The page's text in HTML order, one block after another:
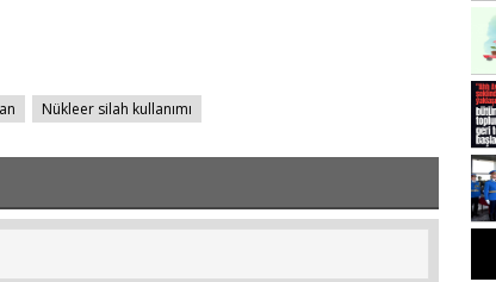
Nükleer silah kullanımı